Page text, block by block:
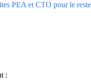
PEA et CTO pour le reste
: